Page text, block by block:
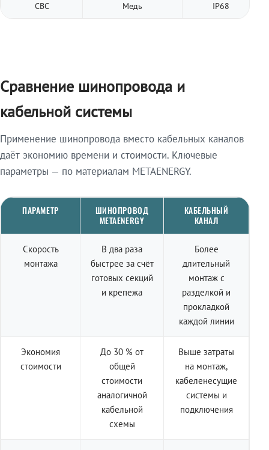
СВС Медь IP68
Сравнение шинопровода и
кабельной системы
Применение шинопровода вместо кабельных каналов
даёт экономию времени и стоимости. Ключевые
параметры — по материалам METAENERGY.
ПАРАМЕТР
ШИНОПРОВОД
METAENERGY
КАБЕЛЬНЫЙ
КАНАЛ
Скорость
монтажа
В два раза
быстрее за счёт
готовых секций
и крепежа
Более
длительный
монтаж с
разделкой и
прокладкой
каждой линии
Экономия
стоимости
До 30 % от
общей
стоимости
аналогичной
кабельной
схемы
Выше затраты
на монтаж,
кабеленесущие
системы и
подключения